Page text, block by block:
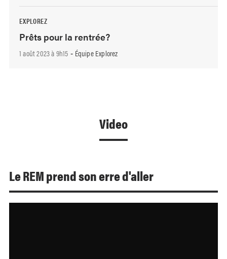
EXPLOREZ
Prêts pour la rentrée?
1 août 2023 à 9h15 - Équipe Explorez
Video
Le REM prend son erre d'aller